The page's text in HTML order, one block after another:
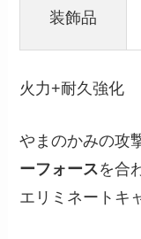
装飾品
火力+耐久強化
やまのかみの攻
ーフォースを合
エリミネートキ